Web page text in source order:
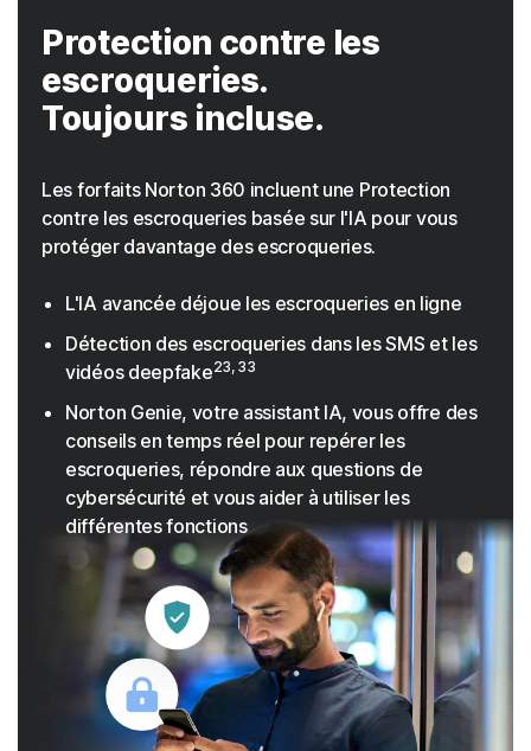
Protection contre les
escroqueries.
Toujours incluse.
Les forfaits Norton 360 incluent une Protection
contre les escroqueries basée sur l'IA pour vous
protéger davantage des escroqueries.
L'IA avancée déjoue les escroqueries en ligne
Détection des escroqueries dans les SMS et les
vidéos deepfake23, 33
Norton Genie, votre assistant IA, vous offre des
conseils en temps réel pour repérer les
escroqueries, répondre aux questions de
cybersécurité et vous aider à utiliser les
différentes fonctions